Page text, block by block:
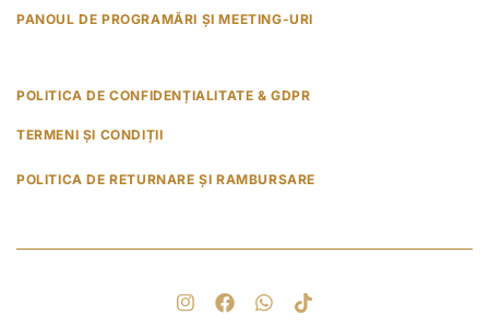
PANOUL DE PROGRAMĂRI ȘI MEETING-URI
POLITICA DE CONFIDENȚIALITATE & GDPR
TERMENI ȘI CONDIȚII
POLITICA DE RETURNARE ȘI RAMBURSARE